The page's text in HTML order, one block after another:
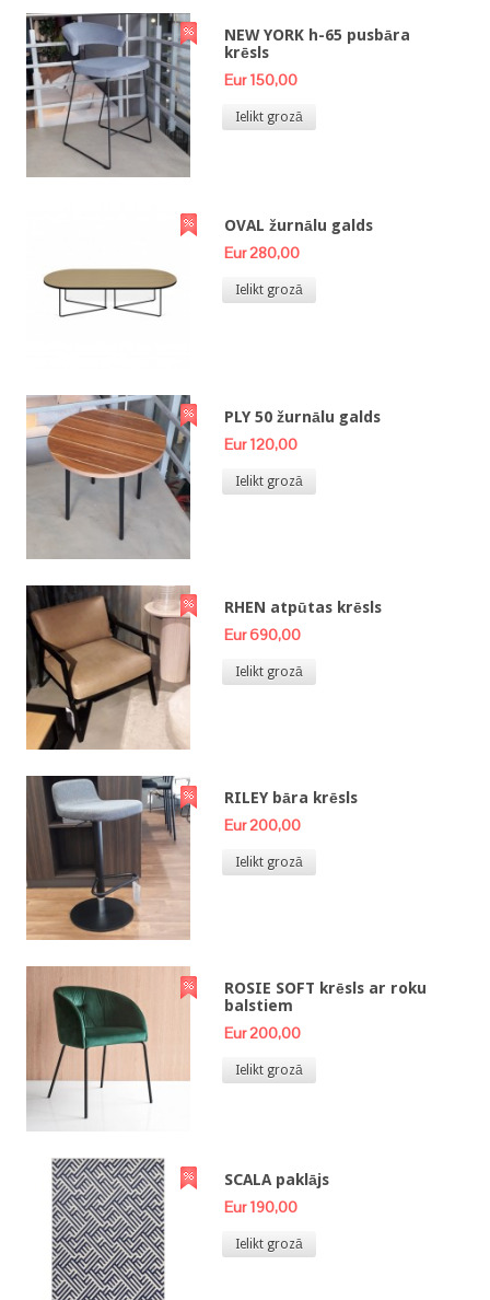
NEW YORK h-65 pusbāra
krēsls
Eur 150,00
Ielikt grozā
OVAL žurnālu galds
Eur 280,00
Ielikt grozā
PLY 50 žurnālu galds
Eur 120,00
Ielikt grozā
RHEN atpūtas krēsls
Eur 690,00
Ielikt grozā
RILEY bāra krēsls
Eur 200,00
Ielikt grozā
ROSIE SOFT krēsls ar roku
balstiem
Eur 200,00
Ielikt grozā
SCALA paklājs
Eur 190,00
Ielikt grozā